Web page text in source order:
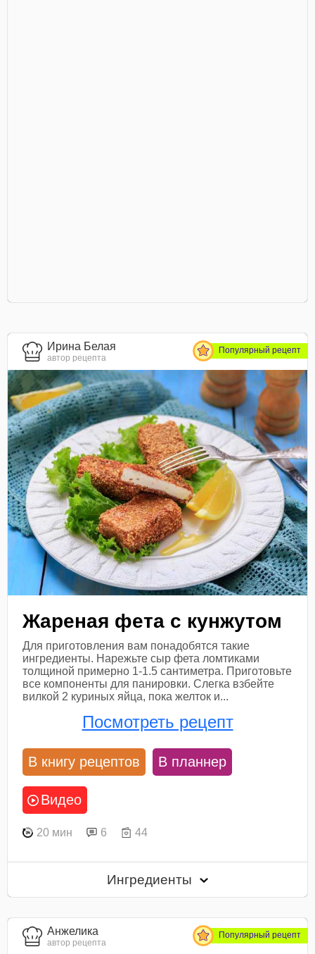
Ирина Белая
автор рецепта
Популярный рецепт
Жареная фета с кунжутом
Для приготовления вам понадобятся такие
ингредиенты. Нарежьте сыр фета ломтиками
толщиной примерно 1-1.5 сантиметра. Приготовьте
все компоненты для панировки. Слегка взбейте
вилкой 2 куриных яйца, пока желток и...
Посмотреть рецепт
В книгу рецептов В планнер
Видео
20 мин 6 44
Ингредиенты
Анжелика
автор рецепта
Популярный рецепт